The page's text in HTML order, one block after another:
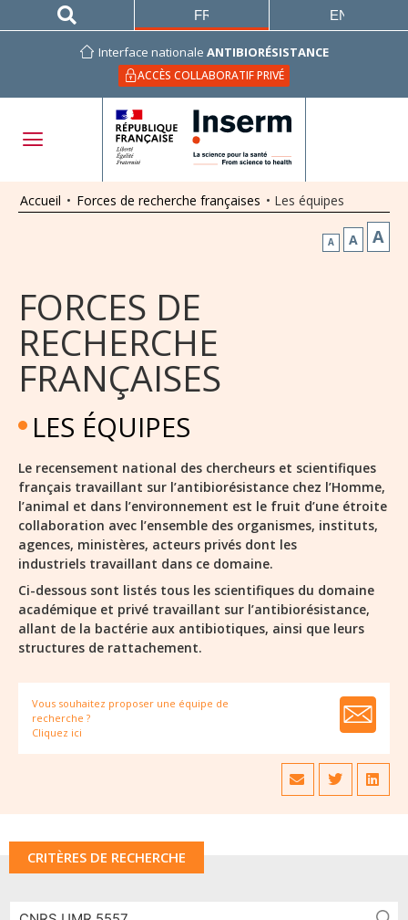
Interface nationale ANTIBIORÉSISTANCE
ACCÈS COLLABORATIF PRIVÉ
FRANÇAIS ENGLISH
Accueil • Forces de recherche françaises • Les équipes
A A A
FORCES DE
RECHERCHE
FRANÇAISES
LES ÉQUIPES
Le recensement national des chercheurs et scientifiques
français travaillant sur l’antibiorésistance chez l’Homme,
l’animal et dans l’environnement est le fruit d’une étroite
collaboration avec l’ensemble des organismes, instituts,
agences, ministères, acteurs privés dont les
industriels travaillant dans ce domaine.
Ci-dessous sont listés tous les scientifiques du domaine
académique et privé travaillant sur l’antibiorésistance,
allant de la bactérie aux antibiotiques, ainsi que leurs
structures de rattachement.
Vous souhaitez proposer une équipe de
recherche ?
Cliquez ici
CRITÈRES DE RECHERCHE